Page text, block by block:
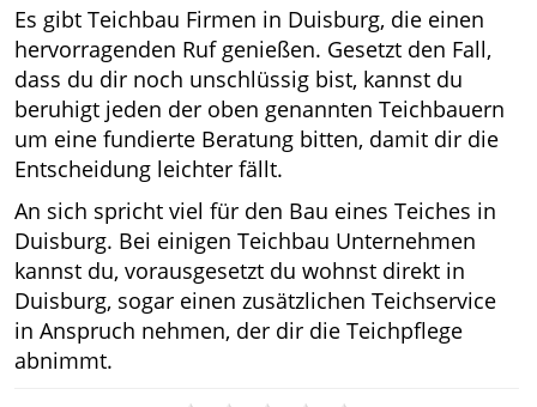
Es gibt Teichbau Firmen in Duisburg, die einen
hervorragenden Ruf genießen. Gesetzt den Fall,
dass du dir noch unschlüssig bist, kannst du
beruhigt jeden der oben genannten Teichbauern
um eine fundierte Beratung bitten, damit dir die
Entscheidung leichter fällt.
An sich spricht viel für den Bau eines Teiches in
Duisburg. Bei einigen Teichbau Unternehmen
kannst du, vorausgesetzt du wohnst direkt in
Duisburg, sogar einen zusätzlichen Teichservice
in Anspruch nehmen, der dir die Teichpflege
abnimmt.